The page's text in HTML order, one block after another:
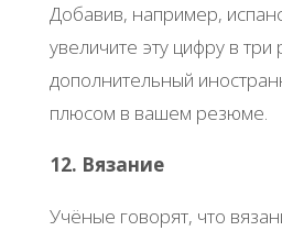
Добавив, например,
увеличите эту цифру в три
дополнительный
плюсом в вашем резюме.
12. Вязание
Учёные говорят, что